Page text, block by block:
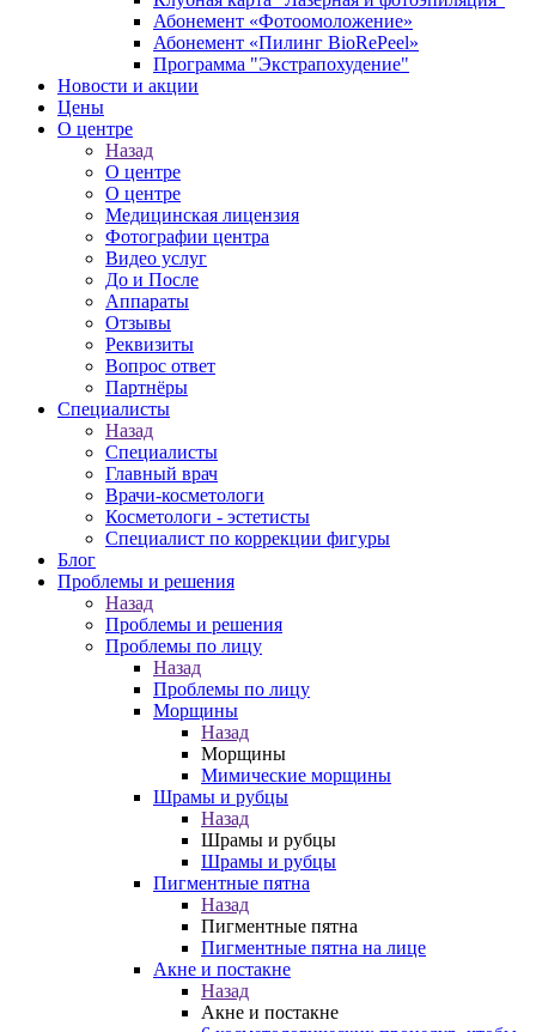
Абонемент «Фотоомоложение»
Абонемент «Пилинг BioRePeel»
Программа "Экстрапохудение"
Новости и акции
Цены
О центре
Назад
О центре
О центре
Медицинская лицензия
Фотографии центра
Видео услуг
До и После
Аппараты
Отзывы
Реквизиты
Вопрос ответ
Партнёры
Специалисты
Назад
Специалисты
Главный врач
Врачи-косметологи
Косметологи - эстетисты
Специалист по коррекции фигуры
Блог
Проблемы и решения
Назад
Проблемы и решения
Проблемы по лицу
Назад
Проблемы по лицу
Морщины
Назад
Морщины
Мимические морщины
Шрамы и рубцы
Назад
Шрамы и рубцы
Шрамы и рубцы
Пигментные пятна
Назад
Пигментные пятна
Пигментные пятна на лице
Акне и постакне
Назад
Акне и постакне